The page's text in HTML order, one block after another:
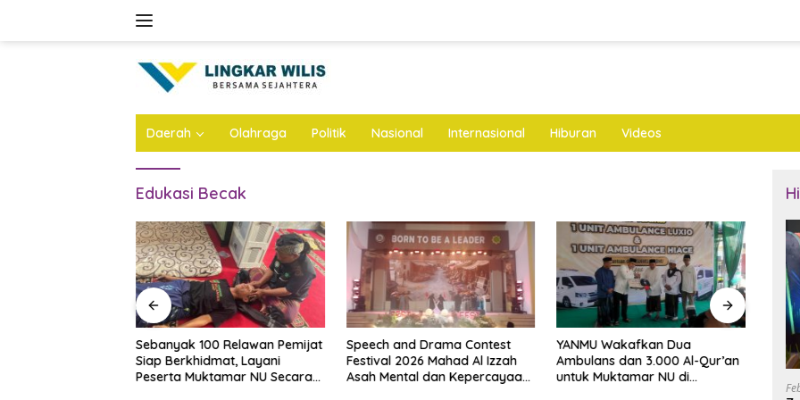
Daerah Olahraga Politik Nasional Internasional Hiburan Videos
Edukasi Becak
Sebanyak 100 Relawan Pemijat
Siap Berkhidmat, Layani
Peserta Muktamar NU Secara
Speech and Drama Contest
Festival 2026 Mahad Al Izzah
Asah Mental dan Kepercayaan
YANMU Wakafkan Dua
Ambulans dan 3.000 Al-Qur’an
untuk Muktamar NU di